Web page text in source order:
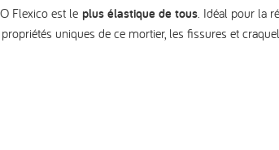
Flexico est le plus élastique de tous. Idéal pour la
uniques de ce mortier, les fissures et